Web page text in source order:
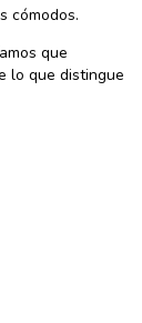
cómodos.
que
lo que distingue